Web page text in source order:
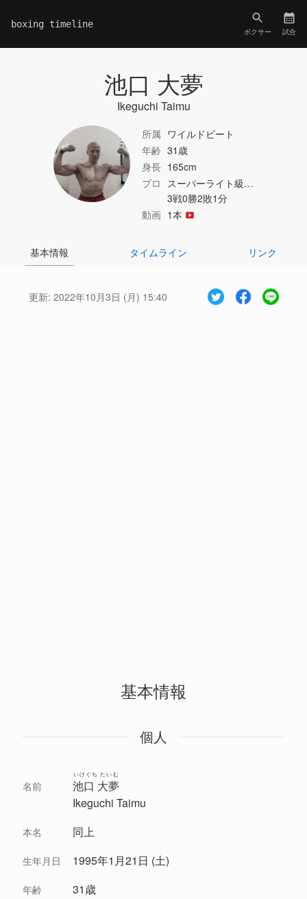
boxing timeline
ボクサー 試合
池口 大夢
Ikeguchi Taimu
所属 ワイルドビート
年齢 31歳
身長 165cm
プロ スーパーライト級…
3戦0勝2敗1分
動画 1本
基本情報 タイムライン リンク
更新: 2022年10月3日 (月) 15:40
基本情報
個人
名前 池口 大夢
いけぐち たいむ
Ikeguchi Taimu
本名 同上
生年月日 1995年1月21日 (土)
年齢 31歳